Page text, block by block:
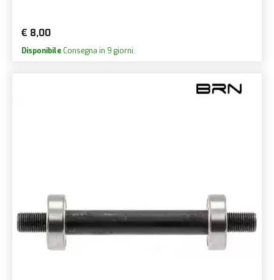
€ 8,00
Disponibile Consegna in 9 giorni.